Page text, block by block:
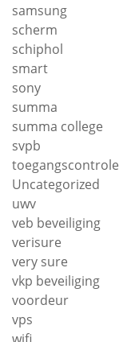
samsung
scherm
schiphol
smart
sony
summa
summa college
svpb
toegangscontrole
Uncategorized
uwv
veb beveiliging
verisure
very sure
vkp beveiliging
voordeur
vps